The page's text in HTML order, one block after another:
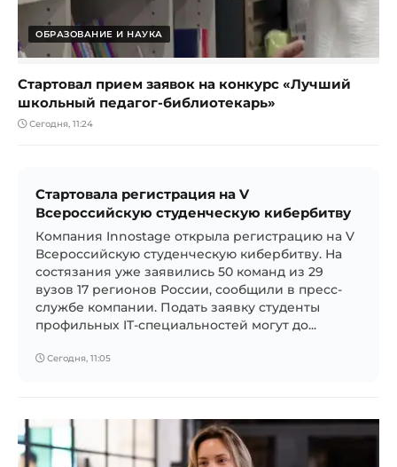
ОБРАЗОВАНИЕ И НАУКА
Стартовал прием заявок на конкурс «Лучший
школьный педагог-библиотекарь»
Сегодня, 11:24
Стартовала регистрация на V
Всероссийскую студенческую кибербитву
Компания Innostage открыла регистрацию на V
Всероссийскую студенческую кибербитву. На
состязания уже заявились 50 команд из 29
вузов 17 регионов России, сообщили в пресс-
службе компании. Подать заявку студенты
профильных IT-специальностей могут до...
Сегодня, 11:05